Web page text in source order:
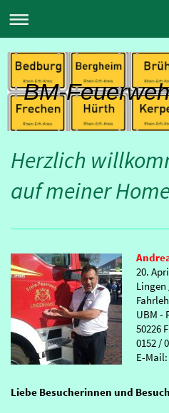
BM-
Herzlich
auf meiner
20.
Lingen
UBM -
50226
0152 /
E-Mail:
Liebe Besucherinnen und